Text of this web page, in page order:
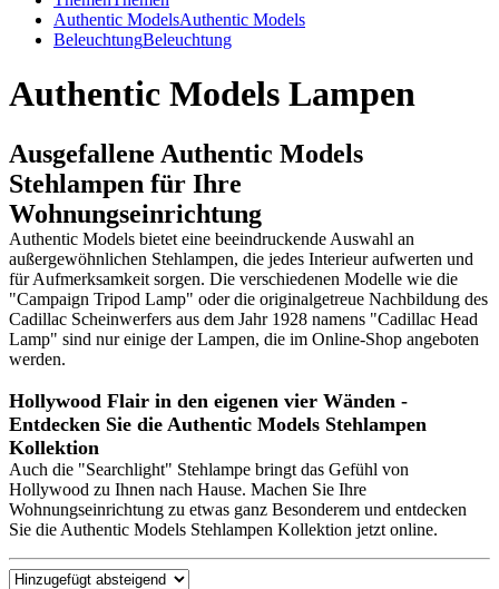
Authentic ModelsAuthentic Models
BeleuchtungBeleuchtung
Authentic Models Lampen
Ausgefallene Authentic Models
Stehlampen für Ihre
Wohnungseinrichtung
Authentic Models bietet eine beeindruckende Auswahl an
außergewöhnlichen Stehlampen, die jedes Interieur aufwerten und
für Aufmerksamkeit sorgen. Die verschiedenen Modelle wie die
"Campaign Tripod Lamp" oder die originalgetreue Nachbildung des
Cadillac Scheinwerfers aus dem Jahr 1928 namens "Cadillac Head
Lamp" sind nur einige der Lampen, die im Online-Shop angeboten
werden.
Hollywood Flair in den eigenen vier Wänden -
Entdecken Sie die Authentic Models Stehlampen
Kollektion
Auch die "Searchlight" Stehlampe bringt das Gefühl von
Hollywood zu Ihnen nach Hause. Machen Sie Ihre
Wohnungseinrichtung zu etwas ganz Besonderem und entdecken
Sie die Authentic Models Stehlampen Kollektion jetzt online.